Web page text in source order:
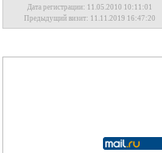
Дата регистрации: 11.05.2010 10:11:01
Предыдущий визит: 11.11.2019 16:47:20